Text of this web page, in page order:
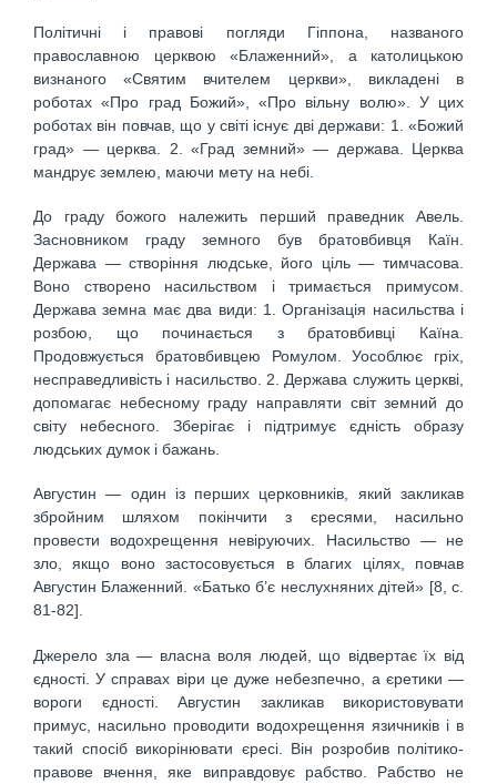
Політичні і правові погляди Гіппона, названого
православною церквою «Блаженний», а католицькою
визнаного «Святим вчителем церкви», викладені в
роботах «Про град Божий», «Про вільну волю». У цих
роботах він повчав, що у світі існує дві держави: 1. «Божий
град» — церква. 2. «Град земний» — держава. Церква
мандрує землею, маючи мету на небі.
До граду божого належить перший праведник Авель.
Засновником граду земного був братовбивця Каїн.
Держава — створіння людське, його ціль — тимчасова.
Воно створено насильством і тримається примусом.
Держава земна має два види: 1. Організація насильства і
розбою, що починається з братовбивці Каїна.
Продовжується братовбивцею Ромулом. Уособлює гріх,
несправедливість і насильство. 2. Держава служить церкві,
допомагає небесному граду направляти світ земний до
світу небесного. Зберігає і підтримує єдність образу
людських думок і бажань.
Августин — один із перших церковників, який закликав
збройним шляхом покінчити з єресями, насильно
провести водохрещення невіруючих. Насильство — не
зло, якщо воно застосовується в благих цілях, повчав
Августин Блаженний. «Батько б’є неслухняних дітей» [8, c.
81-82].
Джерело зла — власна воля людей, що відвертає їх від
єдності. У справах віри це дуже небезпечно, а єретики —
вороги єдності. Августин закликав використовувати
примус, насильно проводити водохрещення язичників і в
такий спосіб викорінювати єресі. Він розробив політико-
правове вчення, яке виправдовує рабство. Рабство не